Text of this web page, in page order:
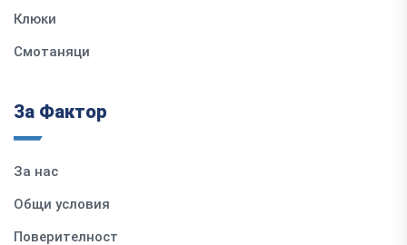
Клюки
Смотаняци
За Фактор
За нас
Общи условия
Поверителност